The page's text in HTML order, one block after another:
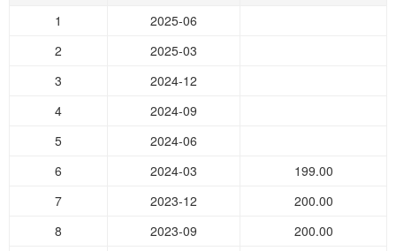
1
2025-06
2
2025-03
3
2024-12
4
2024-09
5
2024-06
6
2024-03
199.00
7
2023-12
200.00
8
2023-09
200.00